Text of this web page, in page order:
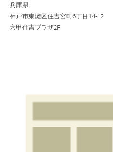
兵庫県
神戸市東灘区住吉宮町6丁目14-12
六甲住吉プラザ2F